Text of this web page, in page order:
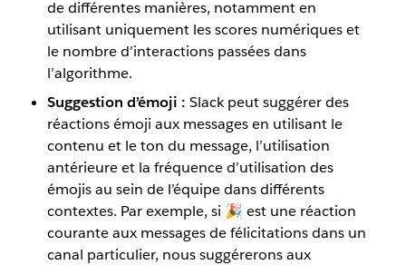
de différentes manières, notamment en
utilisant uniquement les scores numériques et
le nombre d’interactions passées dans
l’algorithme.
Suggestion d’émoji : Slack peut suggérer des
réactions émoji aux messages en utilisant le
contenu et le ton du message, l’utilisation
antérieure et la fréquence d’utilisation des
émojis au sein de l’équipe dans différents
contextes. Par exemple, si 🎉 est une réaction
courante aux messages de félicitations dans un
canal particulier, nous suggérerons aux